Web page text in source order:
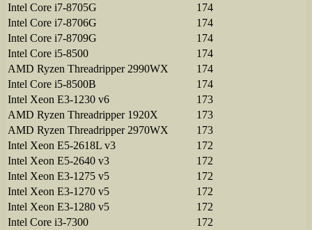
Intel Core i7-8705G
174
Intel Core i7-8706G
174
Intel Core i7-8709G
174
Intel Core i5-8500
174
AMD Ryzen Threadripper 2990WX
174
Intel Core i5-8500B
174
Intel Xeon E3-1230 v6
173
AMD Ryzen Threadripper 1920X
173
AMD Ryzen Threadripper 2970WX
173
Intel Xeon E5-2618L v3
172
Intel Xeon E5-2640 v3
172
Intel Xeon E3-1275 v5
172
Intel Xeon E3-1270 v5
172
Intel Xeon E3-1280 v5
172
Intel Core i3-7300
172